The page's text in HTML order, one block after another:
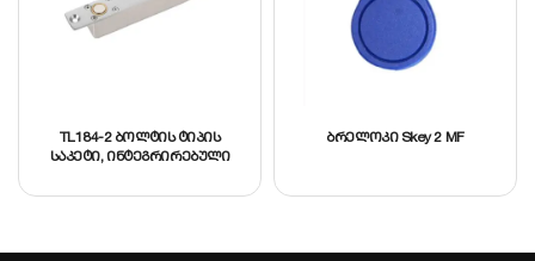
TL184-2 ბოლტის ტიპის
საკეტი, ინტეგრირებული
კორპუსი: ალუმინი, დენის
რეჟიმში 960mA. წონა:0,65კგ
ბრელოკი Skey 2 MF